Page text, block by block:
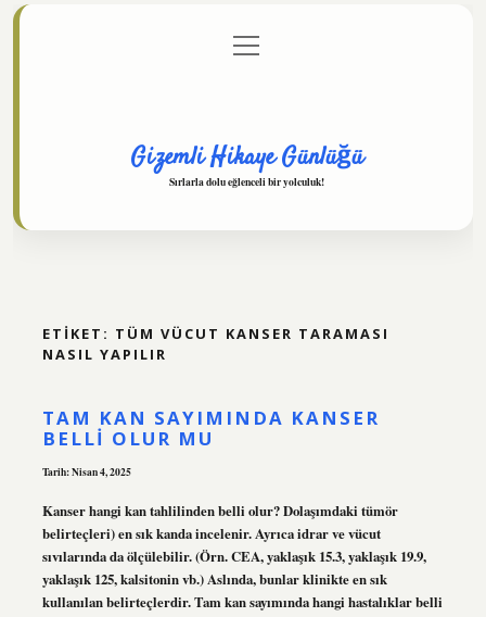
Gizlilik Politikası
menüyü
aç
Gizemli Hikaye Günlüğü
Sırlarla dolu eğlenceli bir yolculuk!
ETIKET: TÜM VÜCUT KANSER TARAMASI
NASIL YAPILIR
TAM KAN SAYIMINDA KANSER
BELLI OLUR MU
Tarih: Nisan 4, 2025
Kanser hangi kan tahlilinden belli olur? Dolaşımdaki tümör
belirteçleri) en sık kanda incelenir. Ayrıca idrar ve vücut
sıvılarında da ölçülebilir. (Örn. CEA, yaklaşık 15.3, yaklaşık 19.9,
yaklaşık 125, kalsitonin vb.) Aslında, bunlar klinikte en sık
kullanılan belirteçlerdir. Tam kan sayımında hangi hastalıklar belli